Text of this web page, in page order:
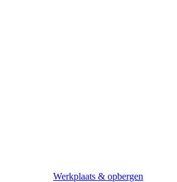
Werkplaats & opbergen